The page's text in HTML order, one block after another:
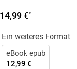
14,99 €*
Ein weiteres Format
eBook epub
12,99 €